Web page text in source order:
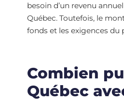
besoin d’un revenu
Québec. Toutefois, le
fonds et les exigences du
Combien
Québec